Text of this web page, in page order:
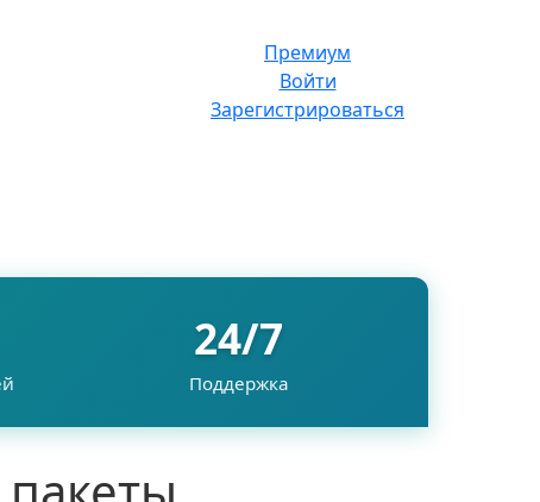
Премиум
Войти
Зарегистрироваться
24/7
Поддержка